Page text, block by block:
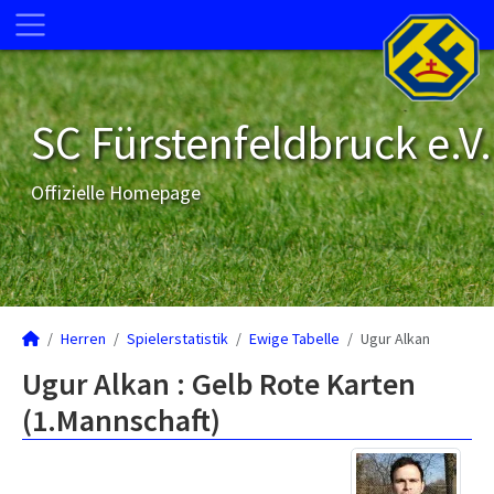
SC Fürstenfeldbruck e.V.
Offizielle Homepage
Herren Spielerstatistik Ewige Tabelle Ugur Alkan
Ugur Alkan : Gelb Rote Karten
(1.Mannschaft)